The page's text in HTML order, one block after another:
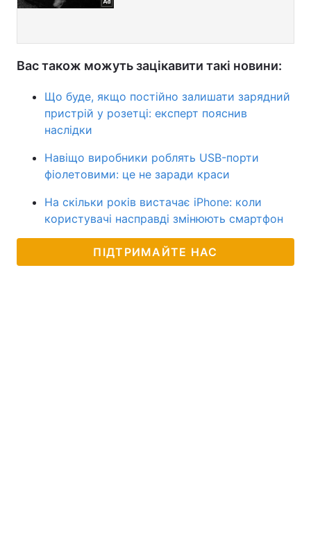
Вас також можуть зацікавити такі новини:
Що буде, якщо постійно залишати зарядний
пристрій у розетці: експерт пояснив
наслідки
Навіщо виробники роблять USB-порти
фіолетовими: це не заради краси
На скільки років вистачає iPhone: коли
користувачі насправді змінюють смартфон
ПІДТРИМАЙТЕ НАС